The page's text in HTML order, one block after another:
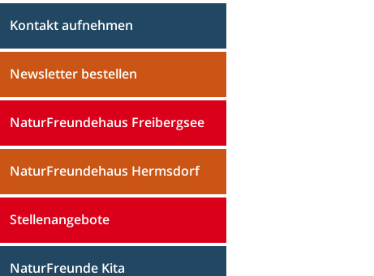
Kontakt aufnehmen
Newsletter bestellen
NaturFreundehaus Freibergsee
NaturFreundehaus Hermsdorf
Stellenangebote
NaturFreunde Kita